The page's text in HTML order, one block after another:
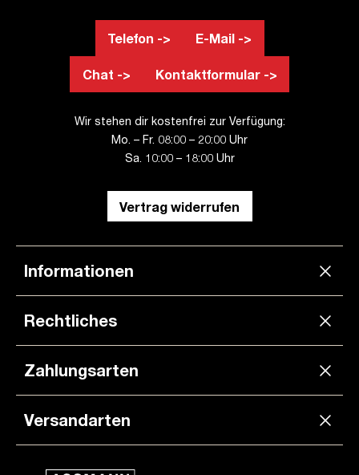
Telefon -> E-Mail ->
Chat -> Kontaktformular ->
Wir stehen dir kostenfrei zur Verfügung:
Mo. – Fr. 08:00 – 20:00 Uhr
Sa. 10:00 – 18:00 Uhr
Vertrag widerrufen
Informationen
Rechtliches
Zahlungsarten
Versandarten